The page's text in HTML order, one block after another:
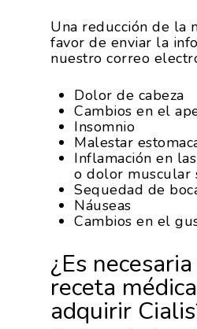
Una reducción de la
favor de enviar la
nuestro correo
Dolor de cabeza
Cambios en el
Insomnio
Malestar
Inflamación en
o dolor muscular
Sequedad de
Náuseas
Cambios en el
¿Es
receta
adquirir